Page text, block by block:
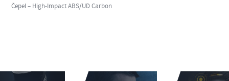
Čepel – High-Impact ABS/UD Carbon